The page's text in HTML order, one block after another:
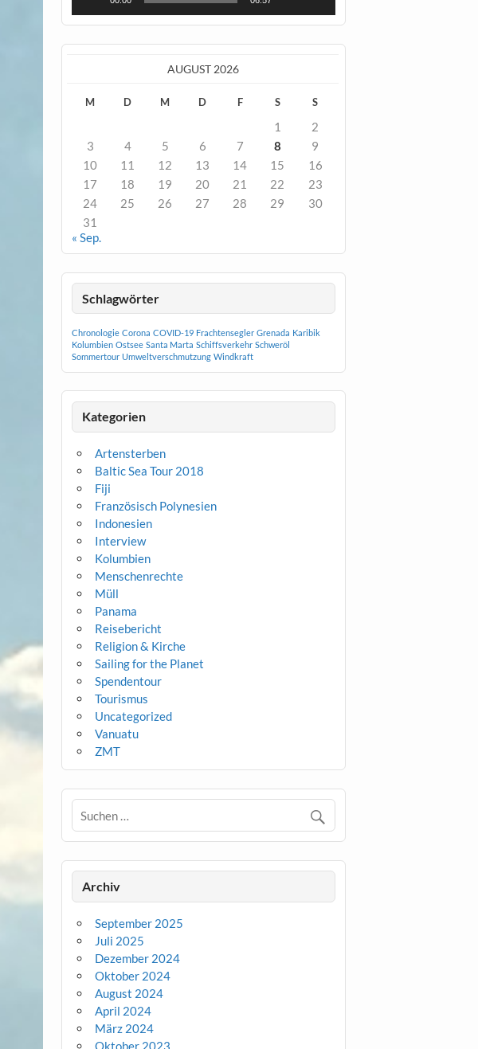
AUGUST 2026
M D M D F S S
1
2
3
4 5 6 7 8
9
10
11 12 13 14 15
16
17
18 19 20 21 22
23
24
25 26 27 28 29
30
31
« Sep.
Schlagwörter
Chronologie Corona COVID-19 Frachtensegler Grenada Karibik
Kolumbien Ostsee Santa Marta Schiffsverkehr Schweröl
Sommertour Umweltverschmutzung Windkraft
Kategorien
Artensterben
Baltic Sea Tour 2018
Fiji
Französisch Polynesien
Indonesien
Interview
Kolumbien
Menschenrechte
Müll
Panama
Reisebericht
Religion & Kirche
Sailing for the Planet
Spendentour
Tourismus
Uncategorized
Vanuatu
ZMT
Archiv
September 2025
Juli 2025
Dezember 2024
Oktober 2024
August 2024
April 2024
März 2024
Oktober 2023